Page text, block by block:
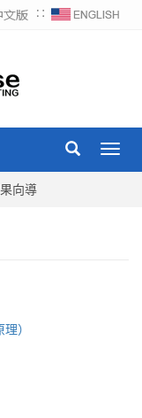
∷
向導
）